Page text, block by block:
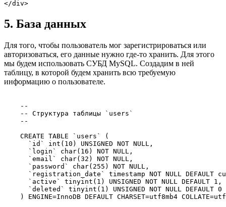
5. База данных
Для того, чтобы пользователь мог зарегистрироваться или
авторизоваться, его данные нужно где-то хранить. Для этого
мы будем использовать СУБД MySQL. Создадим в ней
таблицу, в которой будем хранить всю требуемую
информацию о пользователе.
    --
    -- Структура таблицы `users`
    --
    CREATE TABLE `users` (
      `id` int(10) UNSIGNED NOT NULL,
      `login` char(16) NOT NULL,
      `email` char(32) NOT NULL,
      `password` char(255) NOT NULL,
`registration_date` timestamp NOT NULL DEFAULT
      `active` tinyint(1) UNSIGNED NOT NULL DEFAULT 1,
      `deleted` tinyint(1) UNSIGNED NOT NULL DEFAULT 0
) ENGINE=InnoDB DEFAULT CHARSET=utf8mb4